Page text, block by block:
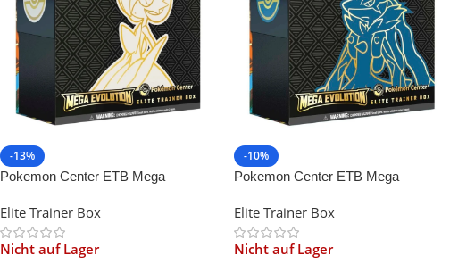
-13%
Pokemon Center ETB Mega
Elite Trainer Box
Nicht auf Lager
-10%
Pokemon Center ETB Mega
Elite Trainer Box
Nicht auf Lager